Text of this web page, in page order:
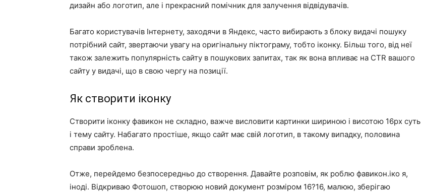
дизайн або логотип, але і прекрасний помічник для залучення відвідувачів.
Багато користувачів Інтернету, заходячи в Яндекс, часто вибирають з блоку видачі пошуку
потрібний сайт, звертаючи увагу на оригінальну піктограму, тобто іконку. Більш того, від неї
також залежить популярність сайту в пошукових запитах, так як вона впливає на CTR вашого
сайту у видачі, що в свою чергу на позиції.
Як створити іконку
Створити іконку фавикон не складно, важче висловити картинки шириною і висотою 16px суть
і тему сайту. Набагато простіше, якщо сайт має свій логотип, в такому випадку, половина
справи зроблена.
Отже, перейдемо безпосередньо до створення. Давайте розповім, як роблю фавикон.іко я,
іноді. Відкриваю Фотошоп, створюю новий документ розміром 16?16, малюю, зберігаю